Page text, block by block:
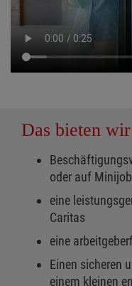
Das bieten
oder auf
eine
Caritas
eine
Einen sicheren
einem kleinen